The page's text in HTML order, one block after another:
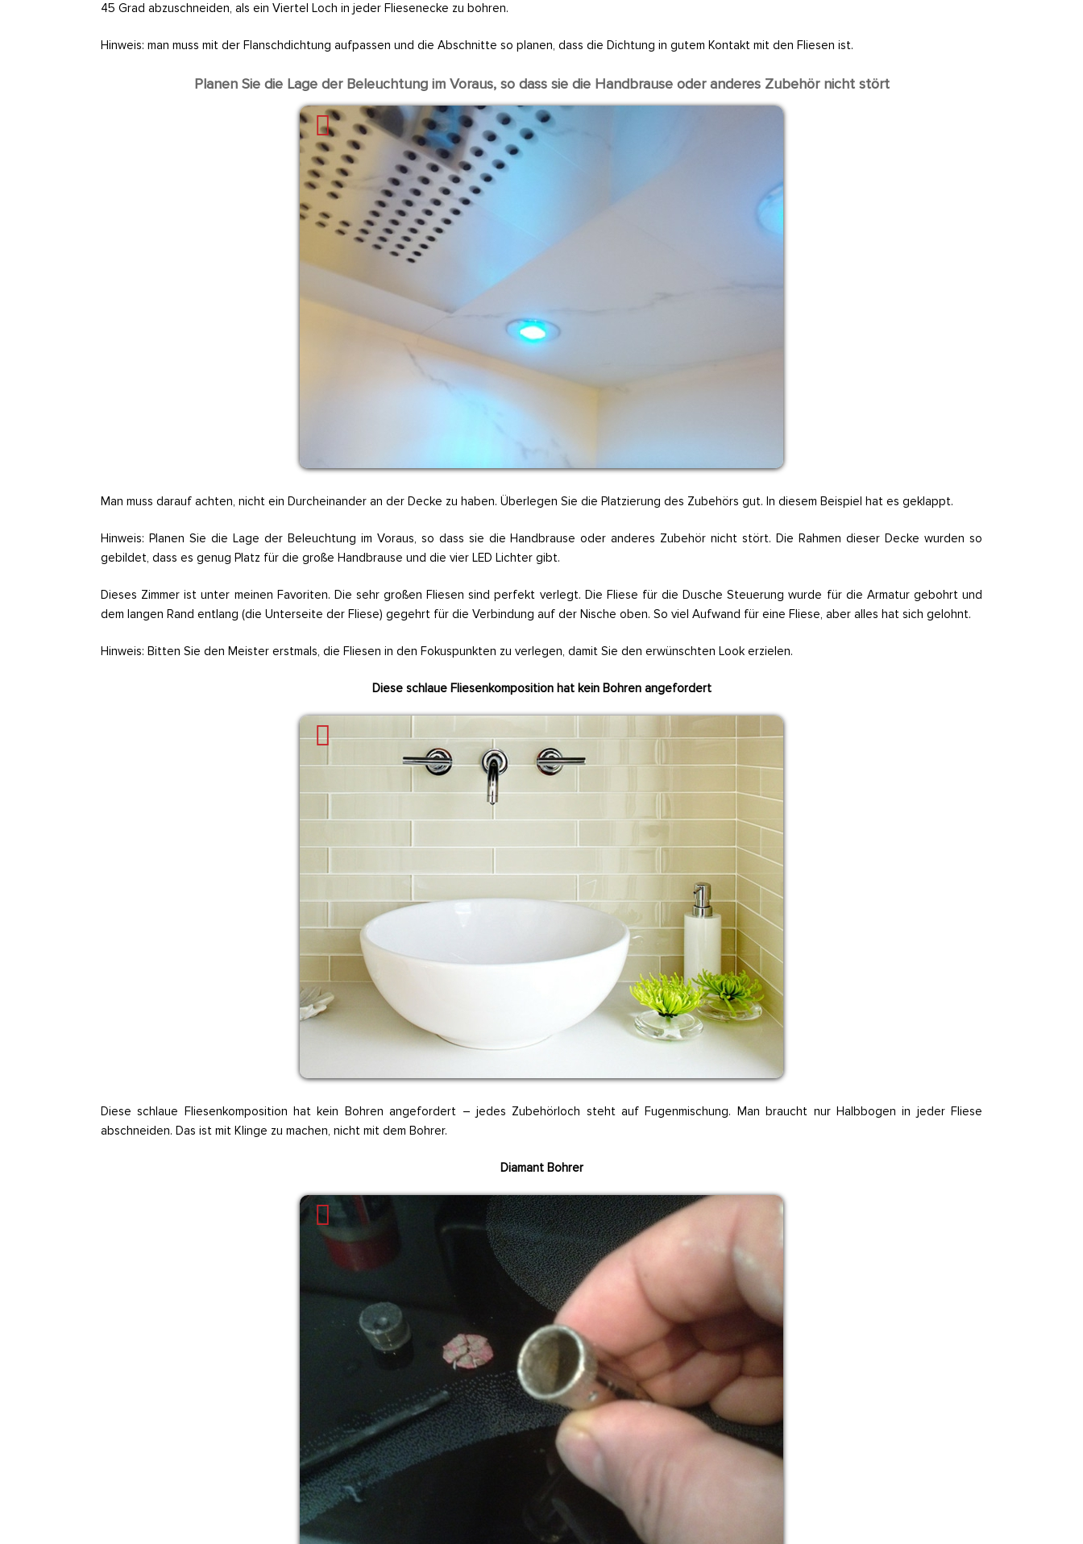
45 Grad abzuschneiden, als ein Viertel Loch in jeder Fliesenecke zu bohren.
Hinweis: man muss mit der Flanschdichtung aufpassen und die Abschnitte so planen, dass die Dichtung in gutem Kontakt mit den Fliesen ist.
Planen Sie die Lage der Beleuchtung im Voraus, so dass sie die Handbrause oder anderes Zubehör nicht stört
Man muss darauf achten, nicht ein Durcheinander an der Decke zu haben. Überlegen Sie die Platzierung des Zubehörs gut. In diesem Beispiel hat es geklappt.
Hinweis: Planen Sie die Lage der Beleuchtung im Voraus, so dass sie die Handbrause oder anderes Zubehör nicht stört. Die Rahmen dieser Decke wurden so
gebildet, dass es genug Platz für die große Handbrause und die vier LED Lichter gibt.
Dieses Zimmer ist unter meinen Favoriten. Die sehr großen Fliesen sind perfekt verlegt. Die Fliese für die Dusche Steuerung wurde für die Armatur gebohrt und
dem langen Rand entlang (die Unterseite der Fliese) gegehrt für die Verbindung auf der Nische oben. So viel Aufwand für eine Fliese, aber alles hat sich gelohnt.
Hinweis: Bitten Sie den Meister erstmals, die Fliesen in den Fokuspunkten zu verlegen, damit Sie den erwünschten Look erzielen.
Diese schlaue Fliesenkomposition hat kein Bohren angefordert
Diese schlaue Fliesenkomposition hat kein Bohren angefordert – jedes Zubehörloch steht auf Fugenmischung. Man braucht nur Halbbogen in jeder Fliese
abschneiden. Das ist mit Klinge zu machen, nicht mit dem Bohrer.
Diamant Bohrer